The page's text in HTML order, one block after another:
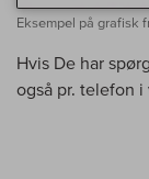
Eksempel på grafisk
Hvis De har
også pr. telefon